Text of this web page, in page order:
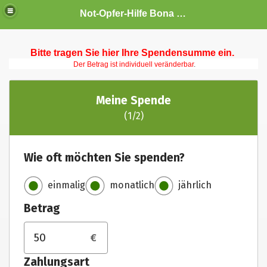
Not-Opfer-Hilfe Bona Fide e.V.
Bitte tragen Sie hier Ihre Spendensumme ein.
Der Betrag ist individuell veränderbar.